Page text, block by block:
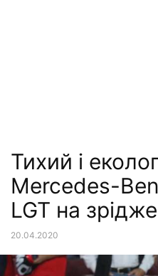
Тихий і
Mercedes-
LGT на
20.04.2020